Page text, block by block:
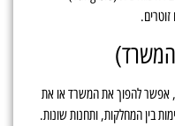
אפשר להפוך את המשרד או את
בין המחלקות, ותחנות שונות.